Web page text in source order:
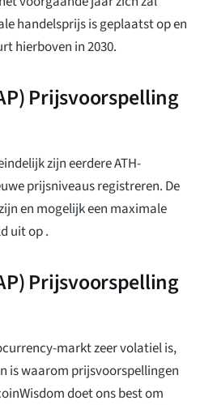
handelsprijs is geplaatst open
hierboven in 2030.
Prijsvoorspelling
zijn eerdere ATH-
prijsniveaus registreren. De
en mogelijk een maximale
uit op.
Prijsvoorspelling
markt zeer volatiel is,
is waarom prijsvoorspellingen
doet ons best om